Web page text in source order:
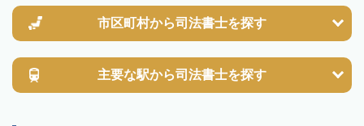
市区町村から司法書士を探す
主要な駅から司法書士を探す